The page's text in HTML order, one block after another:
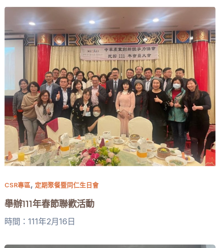
CSR專區, 定期聚餐暨同仁生日會
舉辦111年春節聯歡活動
時間：111年2月16日